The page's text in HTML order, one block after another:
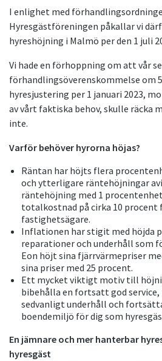
I enlighet med
Hyresgästföreningen påkallar vi
hyreshöjning i Malmö per den 1 juli
Vi hade en förhoppning om att vår
förhandlingsöverenskommelse om
hyresjustering per 1 januari 2023,
av vårt faktiska behov, skulle räcka
inte.
Varför behöver hyrorna höjas?
Räntan har höjts flera
och ytterligare räntehöjningar
räntehöjning med 1
totalkostnad på cirka 10 procent
fastighetsägare.
Inflationen har stigit med höjda
reparationer och underhåll som
Eon höjt sina fjärrvärmepriser
sina priser med 25 procent.
Ett mycket viktigt motiv till
bibehålla en fortsatt god
sedvanligt underhåll och
boendemiljö för dig som
En jämnare och mer hanterbar
hyresgäst